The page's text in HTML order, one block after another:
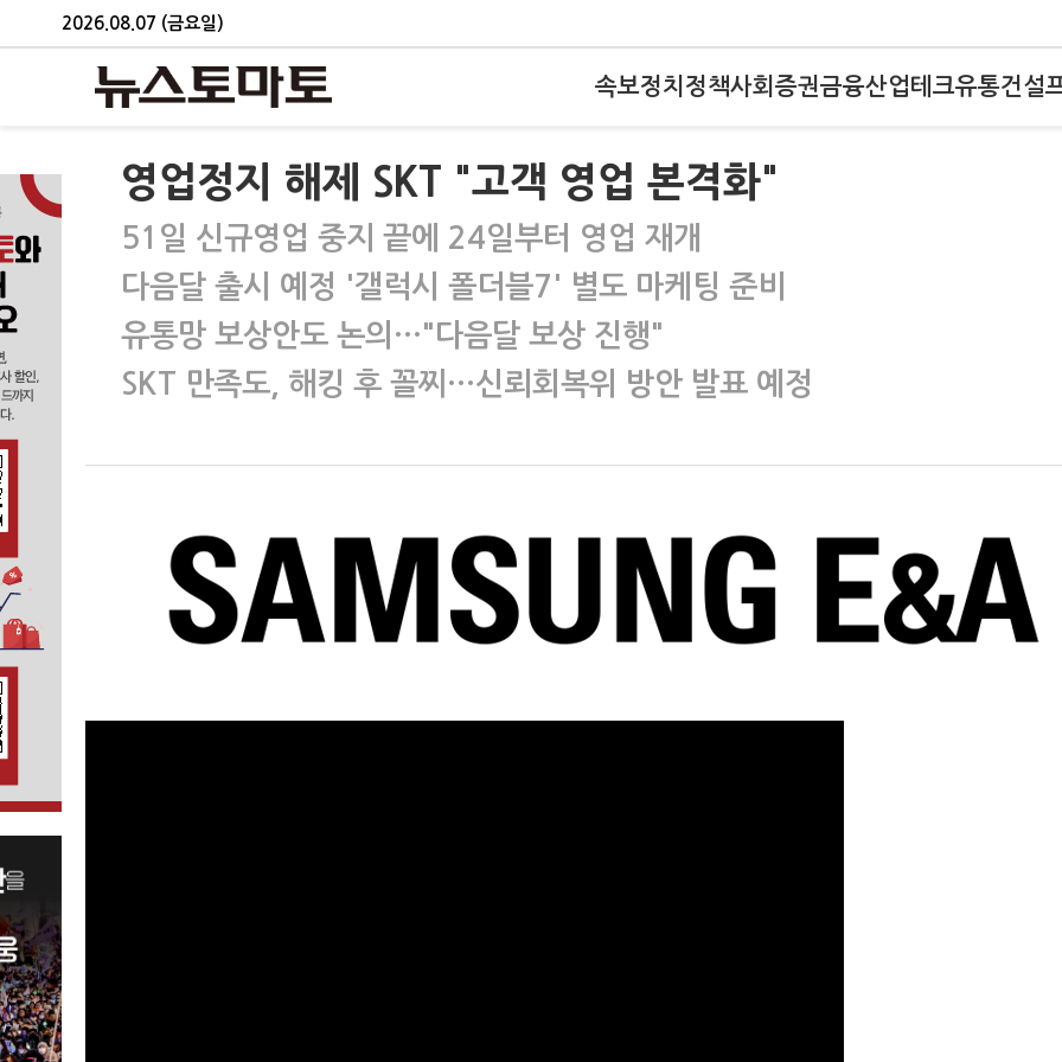
2026.08.07 (금요일)
속보정치 정책사회 증권금융산업테크유통건설
영업정지 해제 SKT "고객 영업 본격화"
51일 신규영업 중지 끝에 24일부터 영업 재개
다음달 출시 예정 '갤럭시 폴더블7' 별도 마케팅 준비
유통망 보상안도 논의…"다음달 보상 진행"
SKT 만족도, 해킹 후 꼴찌…신뢰회복위 방안 발표 예정